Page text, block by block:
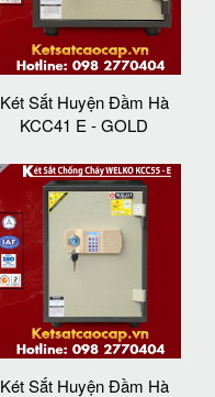
Két Sắt Huyện Đầm Hà
KCC41 E - GOLD
Két Sắt Huyện Đầm Hà